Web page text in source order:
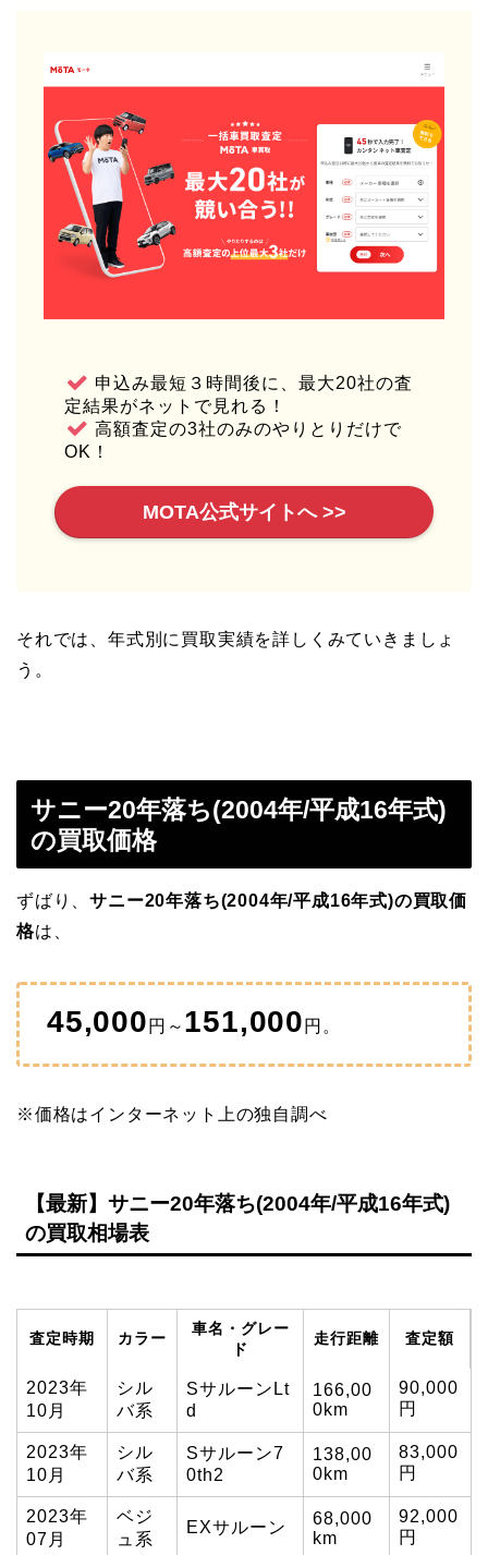
申込み最短３時間後に、最大20社の査
定結果がネットで見れる！
高額査定の3社のみのやりとりだけで
OK！
MOTA公式サイトへ >>
それでは、年式別に買取実績を詳しくみていきましょ
う。
サニー20年落ち(2004年/平成16年式)
の買取価格
ずばり、サニー20年落ち(2004年/平成16年式)の買取価
格は、
45,000 円～ 151,000 円。
※価格はインターネット上の独自調べ
【最新】サニー20年落ち(2004年/平成16年式)
の買取相場表
査定時期 カラー
車名・グレー
ド
走行距離 査定額
2023年
10月
シル
バ系
SサルーンLt
d
166,00
0km
90,000
円
2023年
10月
シル
バ系
Sサルーン7
0th2
138,00
0km
83,000
円
2023年
07月
ベジ
ュ系
EXサルーン
68,000
km
92,000
円